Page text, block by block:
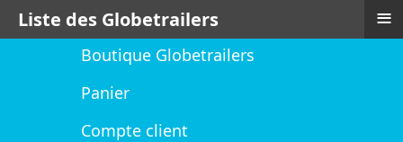
Boutique Globetrailers
Panier
Compte client
Liste des Globetrailers ≡